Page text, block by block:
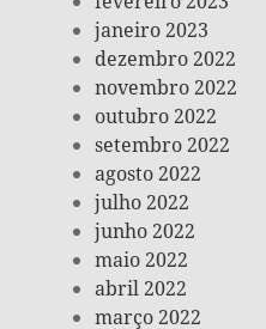
janeiro 2023
dezembro 2022
novembro 2022
outubro 2022
setembro 2022
agosto 2022
julho 2022
junho 2022
maio 2022
abril 2022
março 2022